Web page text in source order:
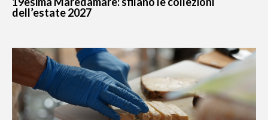
dell’estate 2027